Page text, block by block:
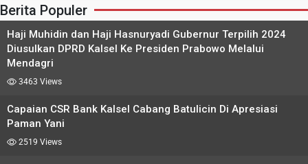
Berita Populer
Haji Muhidin dan Haji Hasnuryadi Gubernur Terpilih 2024
Diusulkan DPRD Kalsel Ke Presiden Prabowo Melalui
Mendagri
3463 Views
Capaian CSR Bank Kalsel Cabang Batulicin Di Apresiasi
Paman Yani
2519 Views